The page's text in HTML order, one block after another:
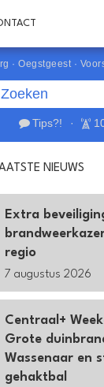
· Oegstgeest·
Tips?! ·
NIEUWS
Extra
regio
7 augustus 2026
Centraal+
Grote
Wassenaar en
gehaktbal